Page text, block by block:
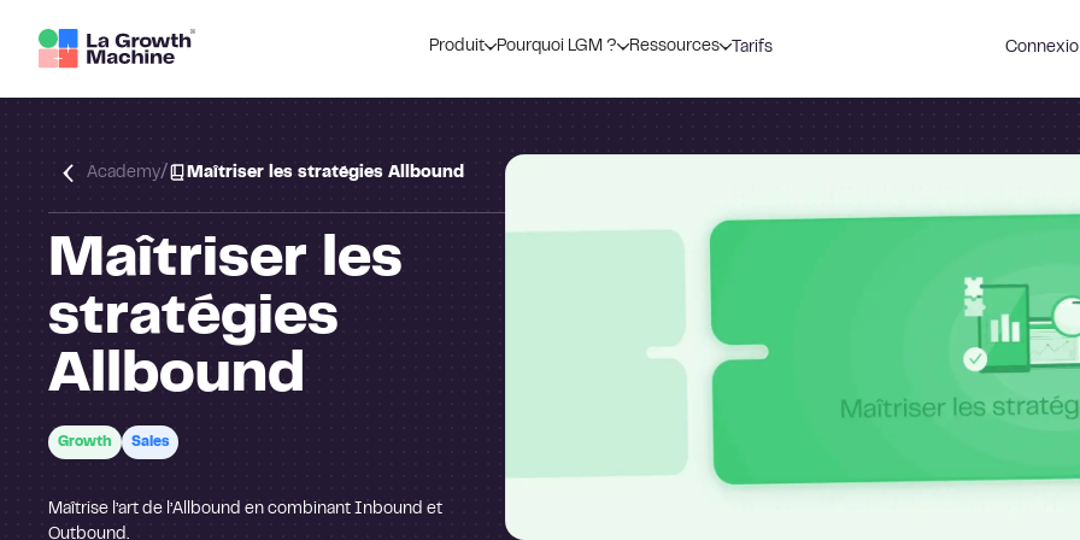
Produit Pourquoi LGM ? Ressources Tarifs
Academy/ Maîtriser les stratégies Allbound
Maîtriser les
stratégies
Allbound
Growth Sales
Maîtrise l’art de l’Allbound en combinant Inbound et
Outbound.